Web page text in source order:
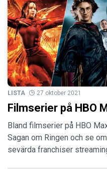
LISTA 27 oktober 2021
Filmserier på HBO
Bland filmserier på HBO
Sagan om Ringen och se
sevärda franchiser